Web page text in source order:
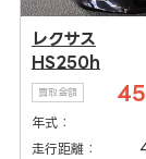
レクサス
HS250h
買取金額
年式：
走行距離：